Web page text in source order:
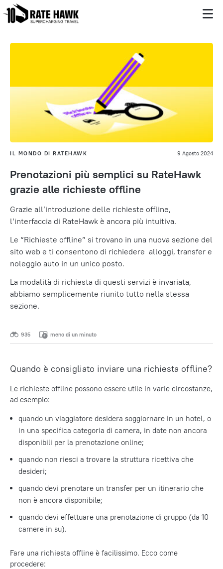
IL MONDO DI RATEHAWK 9 Agosto 2024
Prenotazioni più semplici su RateHawk
grazie alle richieste offline
Grazie all’introduzione delle richieste offline,
l’interfaccia di RateHawk è ancora più intuitiva.
Le “Richieste offline” si trovano in una nuova sezione del
sito web e ti consentono di richiedere alloggi, transfer e
noleggio auto in un unico posto.
La modalità di richiesta di questi servizi è invariata,
abbiamo semplicemente riunito tutto nella stessa
sezione.
935 meno di un minuto
Quando è consigliato inviare una richiesta offline?
Le richieste offline possono essere utile in varie circostanze,
ad esempio:
quando un viaggiatore desidera soggiornare in un hotel, o
in una specifica categoria di camera, in date non ancora
disponibili per la prenotazione online;
quando non riesci a trovare la struttura ricettiva che
desideri;
quando devi prenotare un transfer per un itinerario che
non è ancora disponibile;
quando devi effettuare una prenotazione di gruppo (da 10
camere in su).
Fare una richiesta offline è facilissimo. Ecco come
procedere: